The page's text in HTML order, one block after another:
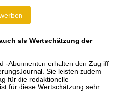
als Wertschätzung der
-Abonnenten erhalten den Zugriff
Sie leisten zudem
für die redaktionelle
für diese Wertschätzung sehr